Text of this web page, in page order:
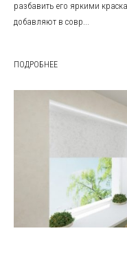
разбавить его яркими
добавляют в совр...
ПОДРОБНЕЕ